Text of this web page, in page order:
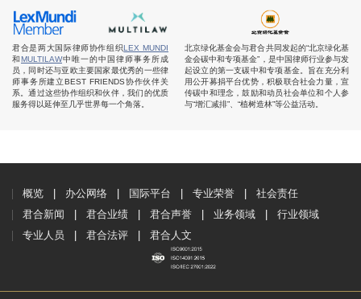
君合是两大国际律师协作组织LEX MUNDI
和 MULTILAW中唯一的中国律师事务所成
员，同时还与亚欧主要国家最优秀的一些律
师事务所建立BEST FRIENDS协作伙伴关
系。通过这些协作组织和伙伴，我们的优质
服务得以延伸至几乎世界每一个角落。
北京绿化基金会与君合共同发起的“北京绿化基
金会碳中和专项基金”，是中国律师行业参与发
起设立的第一支碳中和专项基金。旨在充分利
用公开募捐平台优势，积极联合社会力量，宣
传碳中和理念，鼓励和动员社会单位和个人参
与“增汇减排”、“植树造林”等公益活动。
概览 办公网络 国际平台 专业荣誉
社会责任
君合新闻
君合业绩 君合声誉 业务领域
行业领域
专业人员
君合法评 君合人文